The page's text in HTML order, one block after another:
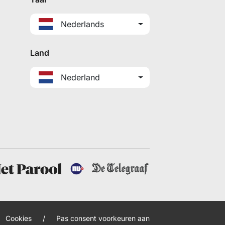
Nederlands
Land
Nederland
Cookies / Pas consent voorkeuren aan